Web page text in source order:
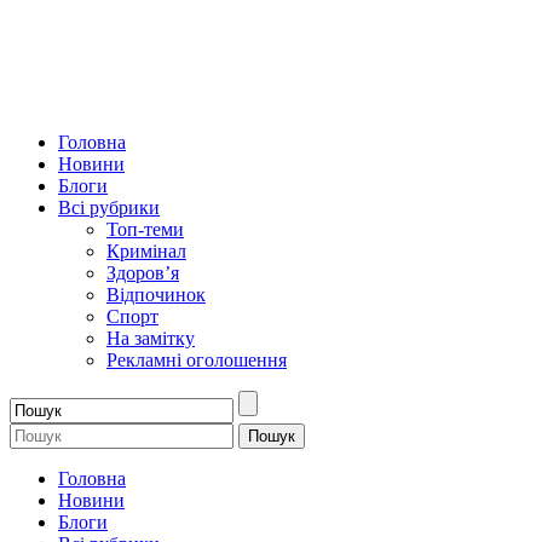
Головна
Новини
Блоги
Всі рубрики
Топ-теми
Кримінал
Здоров’я
Відпочинок
Спорт
На замітку
Рекламні оголошення
Головна
Новини
Блоги